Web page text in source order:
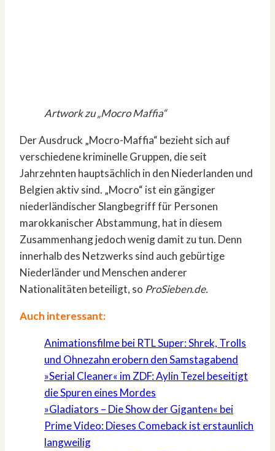
Artwork zu „Mocro Maffia“
Der Ausdruck „Mocro-Maffia“ bezieht sich auf
verschiedene kriminelle Gruppen, die seit
Jahrzehnten hauptsächlich in den Niederlanden und
Belgien aktiv sind. „Mocro“ ist ein gängiger
niederländischer Slangbegriff für Personen
marokkanischer Abstammung, hat in diesem
Zusammenhang jedoch wenig damit zu tun. Denn
innerhalb des Netzwerks sind auch gebürtige
Niederländer und Menschen anderer
Nationalitäten beteiligt, so ProSieben.de.
Auch interessant:
Animationsfilme bei RTL Super: Shrek, Trolls
und Ohnezahn erobern den Samstagabend
»Serial Cleaner« im ZDF: Aylin Tezel beseitigt
die Spuren eines Mordes
»Gladiators – Die Show der Giganten« bei
Prime Video: Dieses Comeback ist erstaunlich
langweilig